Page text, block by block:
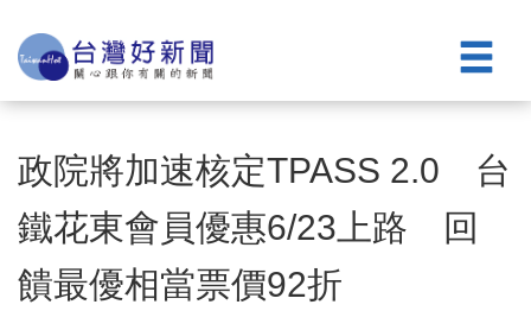
政院將加速核定TPASS 2.0 台
鐵花東會員優惠6/23上路 回
饋最優相當票價92折